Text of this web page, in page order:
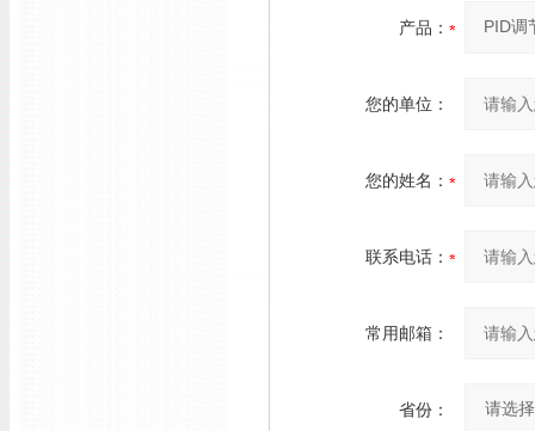
产品：
您的单位：
您的姓名：
联系电话：
常用邮箱：
省份：